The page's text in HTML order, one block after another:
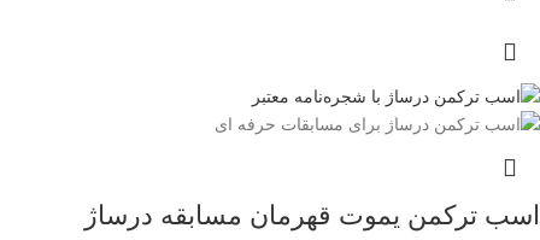
اسب ترکمن یموت قهرمان مسابقه درساژ